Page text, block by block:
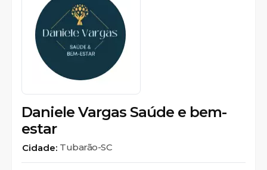
Daniele Vargas Saúde e bem-
estar
Cidade: Tubarão-SC